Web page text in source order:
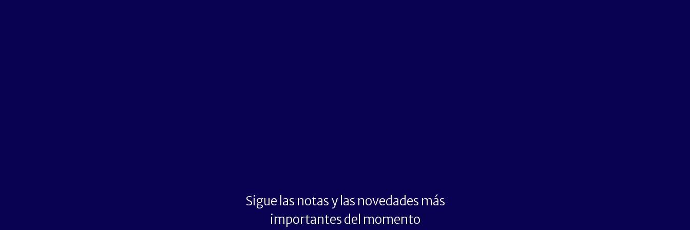
Sigue las notas y las novedades más
importantes del momento